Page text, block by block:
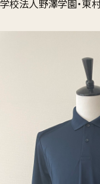
学校法人野澤学園・東